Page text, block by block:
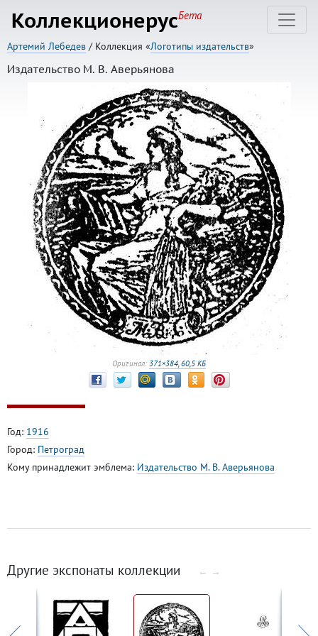
КоллекционерусБета
Артемий Лебедев / Коллекция «Логотипы издательств»
Издательство М. В. Аверьянова
Оригинал: 371×384, 60,5 КБ
Год: 1916
Город: Петроград
Кому принадлежит эмблема: Издательство М. В. Аверьянова
Другие экспонаты коллекции ← →